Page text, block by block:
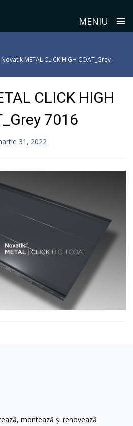
MENIU ≡
Novatik METAL CLICK HIGH COAT_Grey
CLICK HIGH
7016
31, 2022
montează și renovează